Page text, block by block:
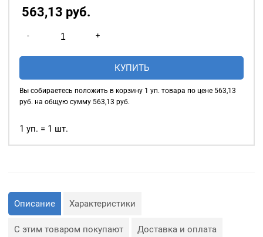
Вкручивается в верхнюю
часть пресса.
Дополнительно
вставляется в нижнюю
часть пресса)
563,13 руб.
-
товара
Пробойник
пресса
17мм
+
КУПИТЬ
Вы собираетесь положить в корзину 1 уп. товара по цене 563,13
руб. на общую сумму 563,13 руб.
1 уп. = 1 шт.
Описание Характеристики
С этим товаром покупают Доставка и оплата